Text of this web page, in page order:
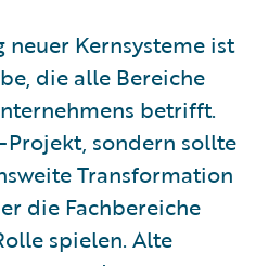
Kernsysteme ist
die alle Bereiche
betrifft.
sondern sollte
Transformation
die Fachbereiche
spielen. Alte